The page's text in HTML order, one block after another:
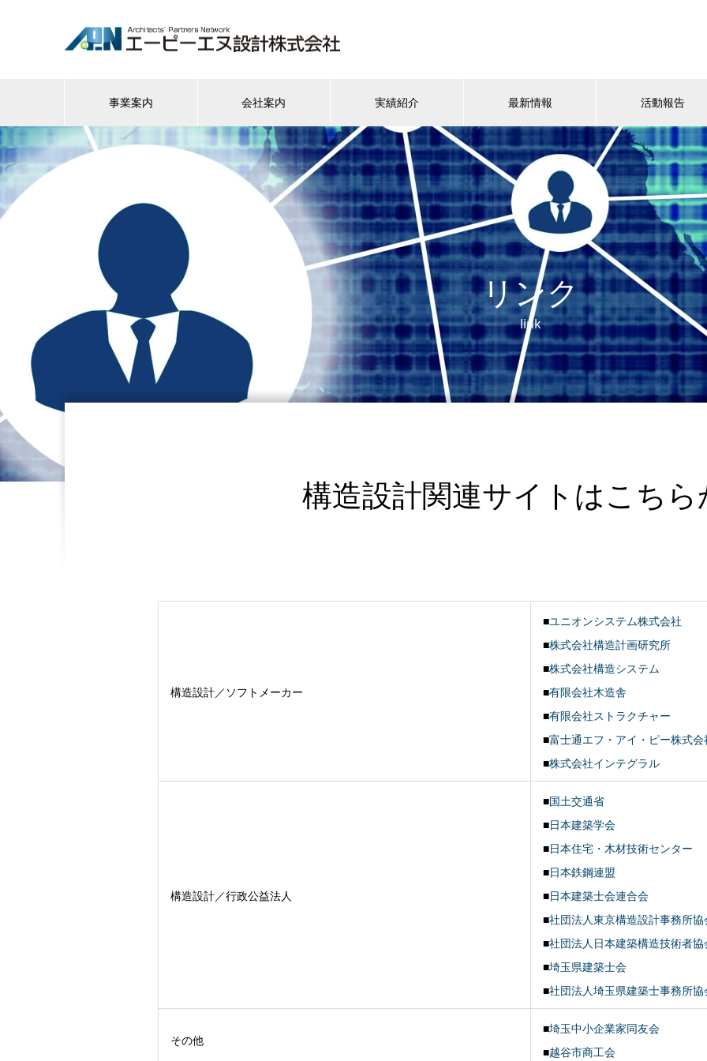
事業案内 会社案内 実績紹介 最新情報 活動報告
リンク
link
構造設計関連サイトはこちら
構造設計／ソフトメーカー
■ユニオンシステム株式会社
■株式会社構造計画研究所
■株式会社構造システム
■有限会社木造舎
■有限会社ストラクチャー
■富士通エフ・アイ・ピー株式会
■株式会社インテグラル
構造設計／行政公益法人
■国土交通省
■日本建築学会
■日本住宅・木材技術センター
■日本鉄鋼連盟
■日本建築士会連合会
■社団法人東京構造設計事務所協
■社団法人日本建築構造技術者協
■埼玉県建築士会
■社団法人埼玉県建築士事務所協
その他
■埼玉中小企業家同友会
■越谷市商工会